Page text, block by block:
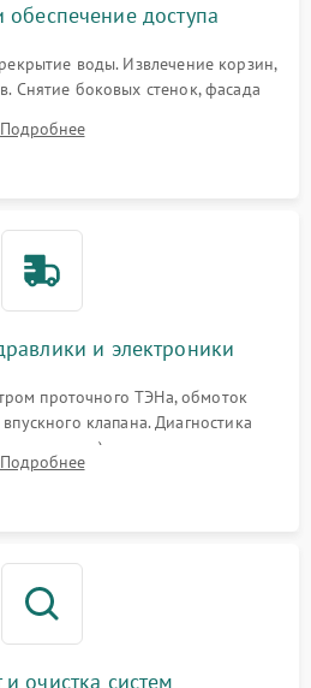
доступа
воды. Извлечение корзин,
Снятие боковых стенок, фасада
ТЭНу и сливной помпе.
Подробнее
и электроники
проточного ТЭНа, обмоток
клапана. Диагностика
воды), датчика мутности,
модуля управления.
Подробнее
очистка систем